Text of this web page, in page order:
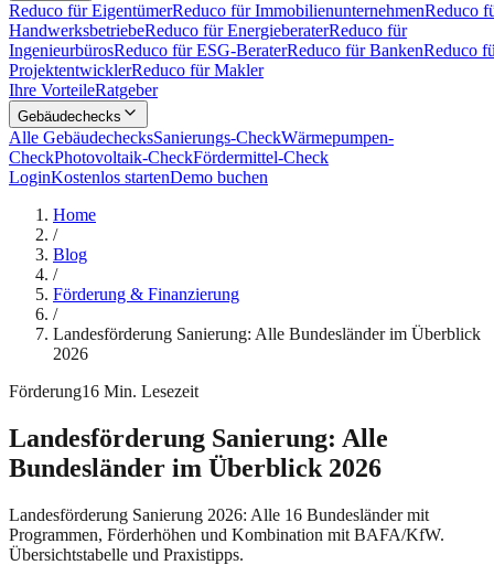
Reduco für EigentümerReduco für ImmobilienunternehmenReduco
HandwerksbetriebeReduco für EnergieberaterReduco für
IngenieurbürosReduco für ESG-BeraterReduco für BankenReduco
ProjektentwicklerReduco für Makler
Ihre VorteileRatgeber
Gebäudechecks
Alle GebäudechecksSanierungs-CheckWärmepumpen-
CheckPhotovoltaik-CheckFördermittel-Check
LoginKostenlos startenDemo buchen
Home
/
Blog
/
Förderung & Finanzierung
/
Landesförderung Sanierung: Alle Bundesländer im Überblick
2026
Förderung16 Min. Lesezeit
Landesförderung Sanierung: Alle
Bundesländer im Überblick 2026
Landesförderung Sanierung 2026: Alle 16 Bundesländer mit
Programmen, Förderhöhen und Kombination mit BAFA/KfW.
Übersichtstabelle und Praxistipps.